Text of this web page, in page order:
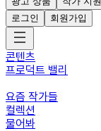
로그인
회원가입
콘텐츠
프로덕트 밸리
요즘 작가들
컬렉션
물어봐